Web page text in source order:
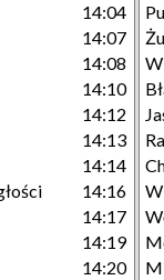
14:04
14:07
14:08
14:10
14:12
14:13
14:14
14:16
14:17
14:19
14:20